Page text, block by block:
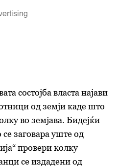
состојба власта најави
од земји каде што
во земјава. Бидејќи
се заговара уште од
провери колку
се издадени од